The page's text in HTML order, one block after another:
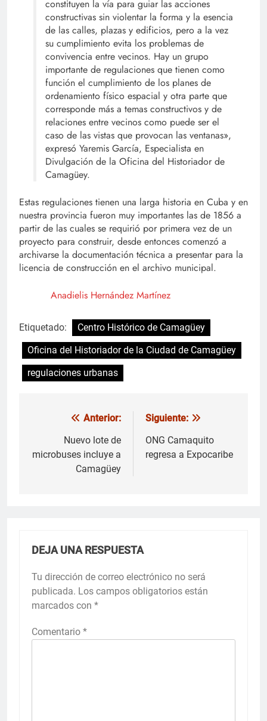
constituyen la vía para guiar las acciones
constructivas sin violentar la forma y la esencia
de las calles, plazas y edificios, pero a la vez
su cumplimiento evita los problemas de
convivencia entre vecinos. Hay un grupo
importante de regulaciones que tienen como
función el cumplimiento de los planes de
ordenamiento físico espacial y otra parte que
corresponde más a temas constructivos y de
relaciones entre vecinos como puede ser el
caso de las vistas que provocan las ventanas»,
expresó Yaremis García, Especialista en
Divulgación de la Oficina del Historiador de
Camagüey.
Estas regulaciones tienen una larga historia en Cuba y en
nuestra provincia fueron muy importantes las de 1856 a
partir de las cuales se requirió por primera vez de un
proyecto para construir, desde entonces comenzó a
archivarse la documentación técnica a presentar para la
licencia de construcción en el archivo municipal.
Anadielis Hernández Martínez
Etiquetado:
Centro Histórico de Camagüey
Oficina del Historiador de la Ciudad de Camagüey
regulaciones urbanas
Navegación
entradas
Anterior:
Nuevo lote de
microbuses incluye a
Camagüey
Siguiente:
ONG Camaquito
regresa a Expocaribe
DEJA UNA RESPUESTA
Tu dirección de correo electrónico no será
publicada. Los campos obligatorios están
marcados con *
Comentario *